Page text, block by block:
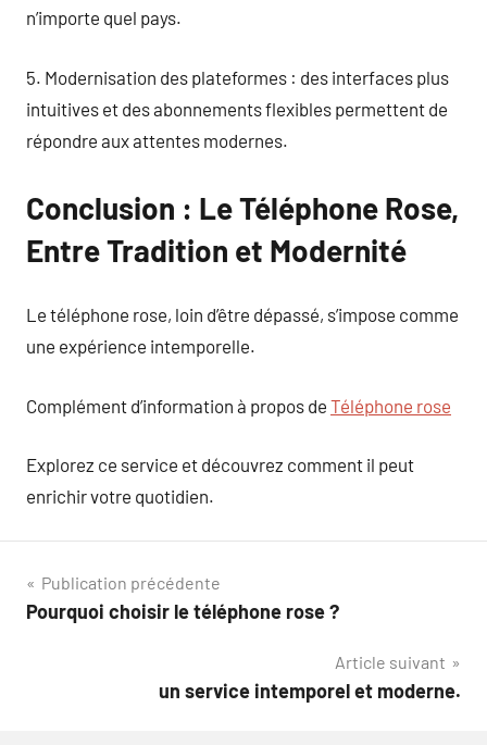
n’importe quel pays.
5. Modernisation des plateformes : des interfaces plus
intuitives et des abonnements flexibles permettent de
répondre aux attentes modernes.
Conclusion : Le Téléphone Rose,
Entre Tradition et Modernité
Le téléphone rose, loin d’être dépassé, s’impose comme
une expérience intemporelle.
Complément d’information à propos de Téléphone rose
Explorez ce service et découvrez comment il peut
enrichir votre quotidien.
Navigation
de
Publication précédente
Pourquoi choisir le téléphone rose ?
Article suivant
un service intemporel et moderne.